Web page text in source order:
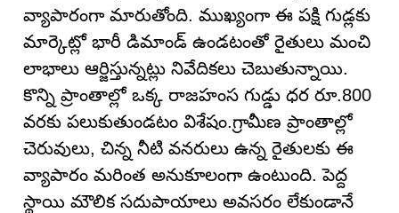
వ్యాపారంగా మారుతోంది. ముఖ్యంగా ఈ పక్షి గుడ్లకు
మార్కెట్లో భారీ డిమాండ్ ఉండటంతో రైతులు మంచి
లాభాలు ఆర్జిస్తున్నట్లు నివేదికలు చెబుతున్నాయి.
కొన్ని ప్రాంతాల్లో ఒక్క రాజహంస గుడ్డు ధర రూ.800
వరకు పలుకుతుండటం విశేషం.గ్రామీణ ప్రాంతాల్లో
చెరువులు, చిన్న నీటి వనరులు ఉన్న రైతులకు ఈ
వ్యాపారం మరింత అనుకూలంగా ఉంటుంది. పెద్ద
స్థాయి మౌలిక సదుపాయాలు అవసరం లేకుండానే